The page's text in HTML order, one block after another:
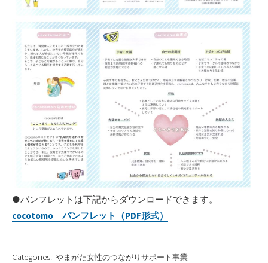
●パンフレットは下記からダウンロードできます。
cocotomo パンフレット（PDF形式）
Categories: やまがた女性のつながりサポート事業